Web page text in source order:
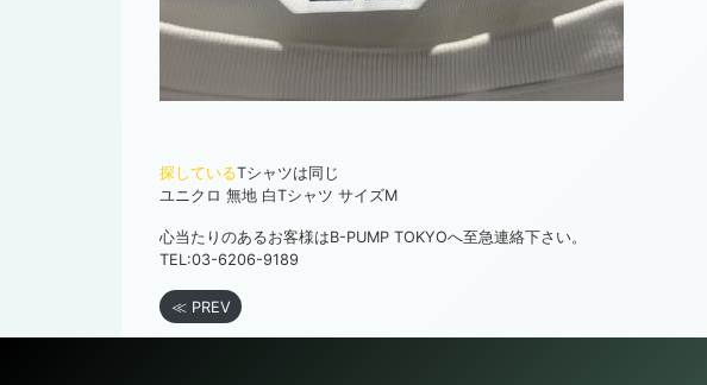
探しているTシャツは同じ
ユニクロ 無地 白Tシャツ サイズM
心当たりのあるお客様はB-PUMP TOKYOへ至急連絡下さい。
TEL:03-6206-9189
≪ PREV